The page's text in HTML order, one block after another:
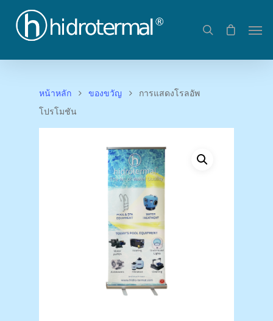
หน้าหลัก ของขวัญ
การแสดงโรลอัพ
โปรโมชัน